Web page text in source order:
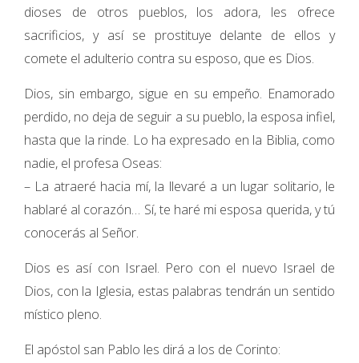
dioses de otros pueblos, los adora, les ofrece
sacrificios, y así se prostituye delante de ellos y
comete el adulterio contra su esposo, que es Dios.
Dios, sin embargo, sigue en su empeño. Enamorado
perdido, no deja de seguir a su pueblo, la esposa infiel,
hasta que la rinde. Lo ha expresado en la Biblia, como
nadie, el profesa Oseas:
– La atraeré hacia mí, la llevaré a un lugar solitario, le
hablaré al corazón… Sí, te haré mi esposa querida, y tú
conocerás al Señor.
Dios es así con Israel. Pero con el nuevo Israel de
Dios, con la Iglesia, estas palabras tendrán un sentido
místico pleno.
El apóstol san Pablo les dirá a los de Corinto: